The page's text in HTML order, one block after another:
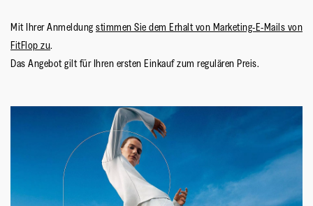
Mit Ihrer Anmeldung stimmen Sie dem Erhalt von Marketing-E-Mails von
FitFlop zu.
Das Angebot gilt für Ihren ersten Einkauf zum regulären Preis.